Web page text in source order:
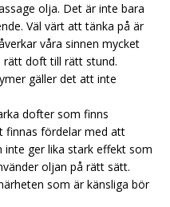
olja. Det är inte bara
Väl värt att tänka på är
våra sinnen mycket
rätt doft till rätt stund.
gäller det att inte
dofter som finns
finnas fördelar med att
ger lika stark effekt som
oljan på rätt sätt.
som är känsliga bör